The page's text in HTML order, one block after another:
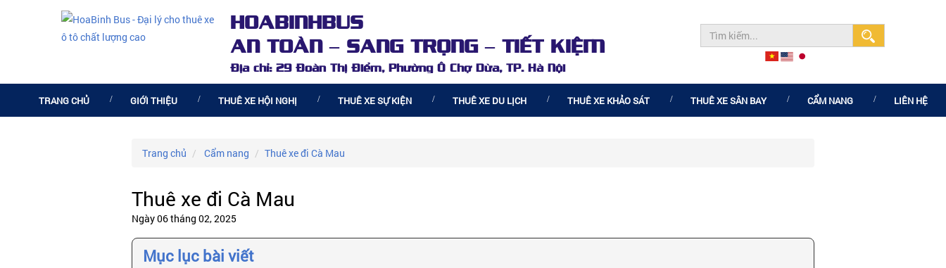
HOABINHBUS
AN TOÀN – SANG TRỌNG – TIẾT KIỆM
Địa chỉ: 29 Đoàn Thị Điểm, Phường Ô Chợ Dừa, TP. Hà Nội
TRANG CHỦ GIỚI THIỆU THUÊ XE HỘI NGHỊ THUÊ XE SỰ KIỆN THUÊ XE DU LỊCH THUÊ XE KHẢO SÁT THUÊ XE SÂN BAY CẨM NANG LIÊN HỆ
Trang chủ Cẩm nang Thuê xe đi Cà Mau
Thuê xe đi Cà Mau
Ngày 06 tháng 02, 2025
Mục lục bài viết